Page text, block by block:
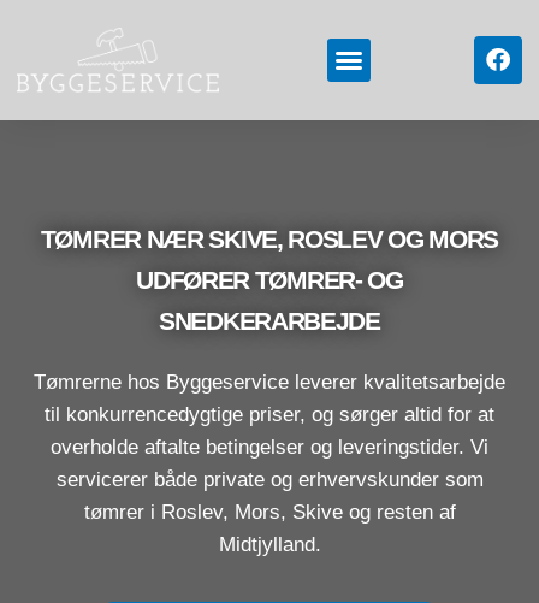
TØMRER NÆR SKIVE, ROSLEV OG MORS
UDFØRER TØMRER- OG
SNEDKERARBEJDE
Tømrerne hos Byggeservice leverer kvalitetsarbejde
til konkurrencedygtige priser, og sørger altid for at
overholde aftalte betingelser og leveringstider. Vi
servicerer både private og erhvervskunder som
tømrer i Roslev, Mors, Skive og resten af
Midtjylland.